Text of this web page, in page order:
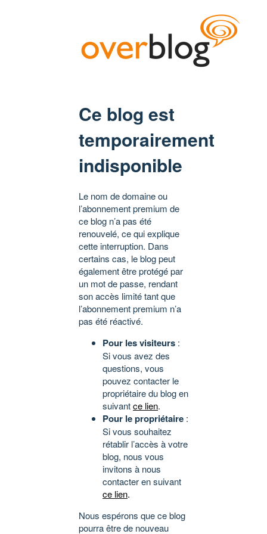
Ce blog est
temporairement
indisponible
Le nom de domaine ou
l’abonnement premium de
ce blog n’a pas été
renouvelé, ce qui explique
cette interruption. Dans
certains cas, le blog peut
également être protégé par
un mot de passe, rendant
son accès limité tant que
l’abonnement premium n’a
pas été réactivé.
Pour les visiteurs :
Si vous avez des
questions, vous
pouvez contacter le
propriétaire du blog en
suivantce lien.
Pour le propriétaire :
Si vous souhaitez
rétablir l’accès à votre
blog, nous vous
invitons à nous
contacter en suivant
ce lien.
Nous espérons que ce blog
pourra être de nouveau